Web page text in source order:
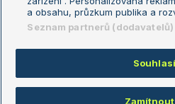
GDPR a žurnalistika
Kontakt
údajů
Copyright © 2008-2026 TenisPortal.cz.
a obsahu, průzkum publika a
Seznam partnerů (dodavatelů)